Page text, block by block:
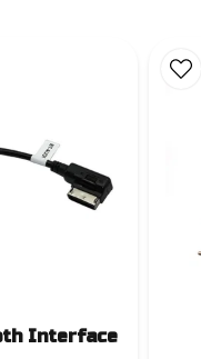
Interface